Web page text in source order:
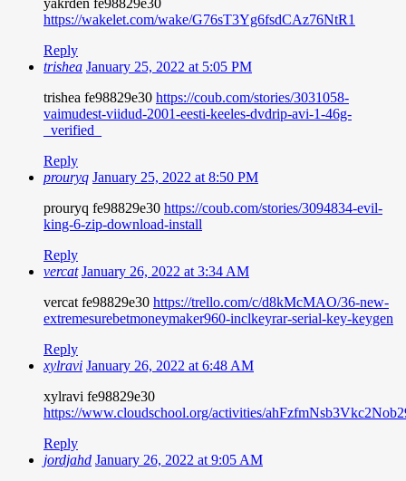
https://wakelet.com/wake/G76sT3Yg6fsdCAz76NtR1
Reply
trishea January 25, 2022 at 5:05 PM
trishea fe98829e30 https://coub.com/stories/3031058-
vaimudest-viidud-2001-eesti-keeles-dvdrip-avi-1-46g-
_verified_
Reply
prouryq January 25, 2022 at 8:50 PM
prouryq fe98829e30 https://coub.com/stories/3094834-evil-
king-6-zip-download-install
Reply
vercat January 26, 2022 at 3:34 AM
vercat fe98829e30 https://trello.com/c/d8kMcMAO/36-new-
extremesurebetmoneymaker960-inclkeyrar-serial-key-keygen
Reply
xylravi January 26, 2022 at 6:48 AM
xylravi fe98829e30
https://www.cloudschool.org/activities/
Reply
jordjahd January 26, 2022 at 9:05 AM